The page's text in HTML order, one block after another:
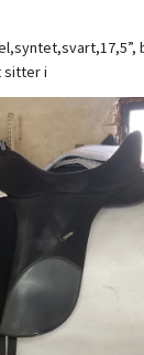
sitter i